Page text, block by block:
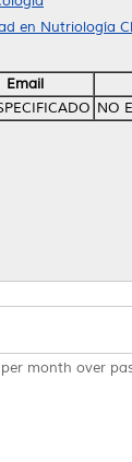
en Nutriología
Email
NO
month over